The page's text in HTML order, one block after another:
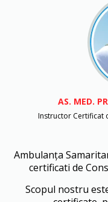
AS. MED.
Instructor Certificat
Ambulanța
certificati de
Scopul nostru